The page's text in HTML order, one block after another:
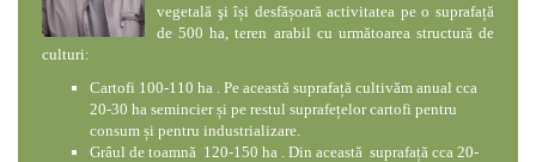
vegetală şi își desfășoară activitatea pe o suprafață
de 500 ha, teren arabil cu următoarea structură de
culturi:
Cartofi 100-110 ha . Pe această suprafață cultivăm anual cca
20-30 ha semincier și pe restul suprafețelor cartofi pentru
consum și pentru industrializare.
Grâul de toamnă 120-150 ha . Din această suprafață cca 20-